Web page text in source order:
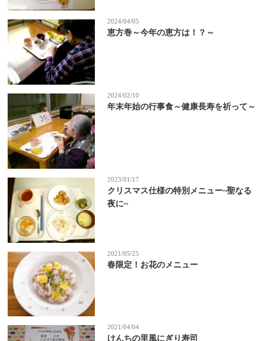
2024/04/05
恵方巻～今年の恵方は！？～
2024/02/10
年末年始の行事食～健康長寿を祈って～
2023/01/17
クリスマス仕様の特別メニュー~聖なる
夜に~
2021/05/25
春限定！お花のメニュー
2021/04/04
けんちの里風にぎり寿司